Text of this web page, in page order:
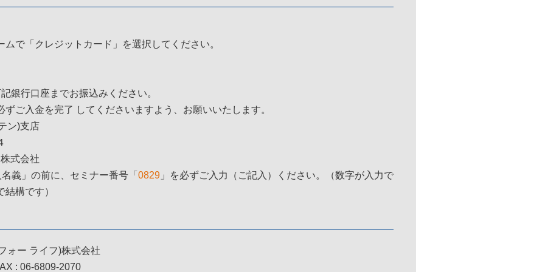
で「クレジットカード」を選択してください。
銀行口座までお振込みください。
ずご入金を完了 してくださいますよう、お願いいたします。
ン)支店
式会社
義」の前に、セミナー番号「 0829」を必ずご入力（ご記入）ください。（数字が入力で
構です）
ォー ライフ)株式会社
: 06-6809-2070